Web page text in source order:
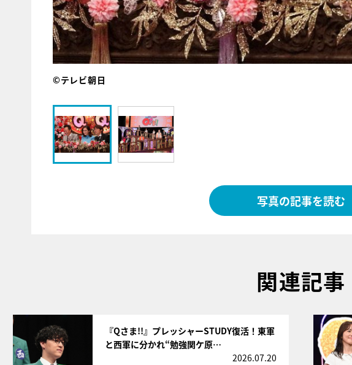
©テレビ朝日
写真の記事を読む
関連記事
『Qさま!!』プレッシャーSTUDY復活！東軍
と西軍に分かれ“勉強関ケ原…
2026.07.20